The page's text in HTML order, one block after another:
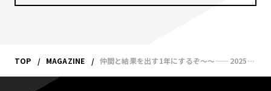
TOP MAGAZINE 仲間と結果を出す1年にするぞ〜〜——2025年 今年の抱負！